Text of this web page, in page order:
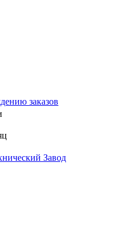
заказов
Завод